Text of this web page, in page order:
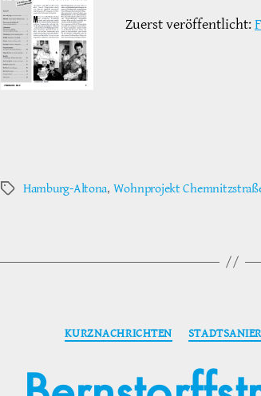
Zuerst veröffentlicht:
Schlagwörter
Hamburg-Altona, Wohnprojekt
KURZNACHRICHTEN